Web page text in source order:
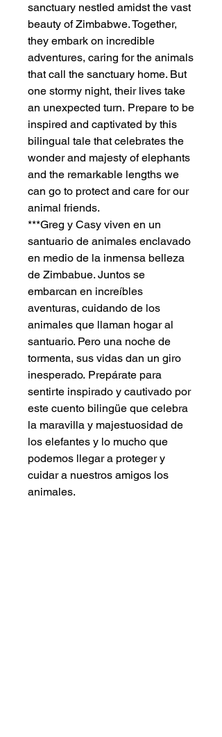
sanctuary nestled amidst the vast
beauty of Zimbabwe. Together,
they embark on incredible
adventures, caring for the animals
that call the sanctuary home. But
one stormy night, their lives take
an unexpected turn. Prepare to be
inspired and captivated by this
bilingual tale that celebrates the
wonder and majesty of elephants
and the remarkable lengths we
can go to protect and care for our
animal friends.
***Greg y Casy viven en un
santuario de animales enclavado
en medio de la inmensa belleza
de Zimbabue. Juntos se
embarcan en increíbles
aventuras, cuidando de los
animales que llaman hogar al
santuario. Pero una noche de
tormenta, sus vidas dan un giro
inesperado. Prepárate para
sentirte inspirado y cautivado por
este cuento bilingüe que celebra
la maravilla y majestuosidad de
los elefantes y lo mucho que
podemos llegar a proteger y
cuidar a nuestros amigos los
animales.